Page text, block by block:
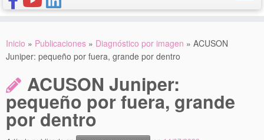
CONÓCENOS
PUBLICACIONES
CONTACTO
Inicio » Publicaciones » Diagnóstico por imagen » ACUSON
Juniper: pequeño por fuera, grande por dentro
ACUSON Juniper:
pequeño por fuera, grande
por dentro